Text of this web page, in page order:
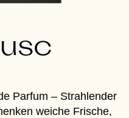
Parfum – Strahlender
weiche Frische,